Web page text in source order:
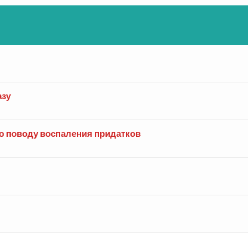
поводу воспаления придатков